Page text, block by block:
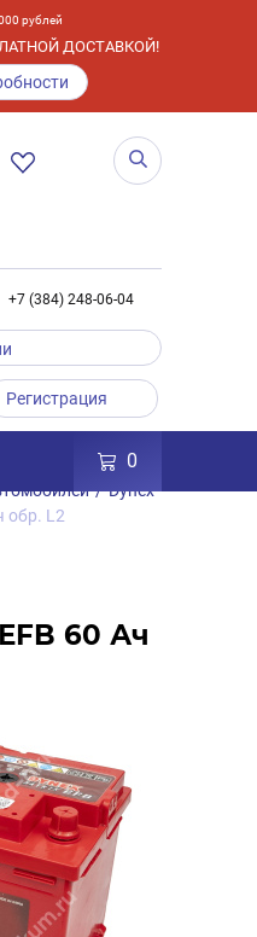
рублей
ДОСТАВКОЙ!
+7 (384) 248-06-04
Регистрация
0
Аккумуляторы
/ Dynex
обр. L2
60 Ач